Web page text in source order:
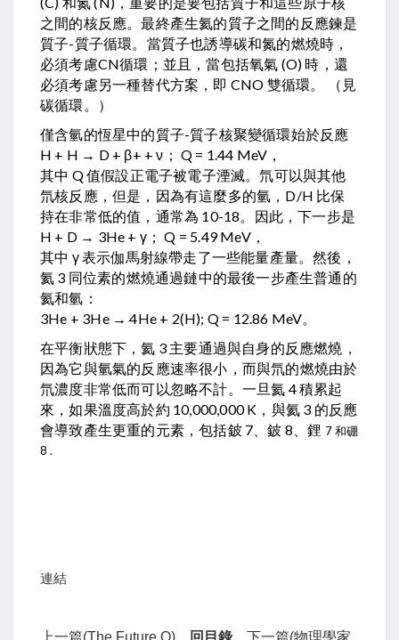
之間的核反應。最終產生氦的質子之間的反應鍊是
質子-質子循環。當質子也誘導碳和氮的燃燒時，
必須考慮CN循環；並且，當包括氧氣 (O) 時，還
必須考慮另一種替代方案，即 CNO 雙循環。 （見
碳循環。）
僅含氫的恆星中的質子-質子核聚變循環始於反應
H + H → D + β+ + ν； Q = 1.44 MeV，
其中 Q 值假設正電子被電子湮滅。氘可以與其他
氘核反應，但是，因為有這麼多的氫，D/H 比保
持在非常低的值，通常為 10-18。因此，下一步是
H + D → 3He + γ； Q = 5.49 MeV，
其中 γ 表示伽馬射線帶走了一些能量產量。然後，
氦 3 同位素的燃燒通過鏈中的最後一步產生普通的
氦和氫：
3He + 3He → 4He + 2(H); Q = 12.86 MeV。
在平衡狀態下，氦 3 主要通過與自身的反應燃燒，
因為它與氫氣的反應速率很小，而與氘的燃燒由於
氘濃度非常低而可以忽略不計。一旦氦 4 積累起
來，如果溫度高於約 10,000,000 K，與氦 3 的反應
會導致產生更重的元素，包括鈹 7、鈹 8、鋰 7 和硼
8 .
連結
上一篇(The Future O) 回目錄 下一篇(物理學家